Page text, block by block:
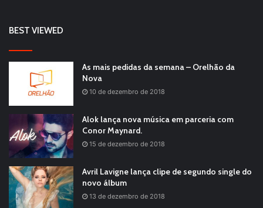
BEST VIEWED
As mais pedidas da semana – Orelhão da
Nova
10 de dezembro de 2018
Alok lança nova música em parceria com
Conor Maynard.
15 de dezembro de 2018
Avril Lavigne lança clipe de segundo single do
novo álbum
13 de dezembro de 2018